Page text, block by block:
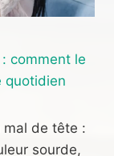
comment le
quotidien
mal de tête :
sourde,